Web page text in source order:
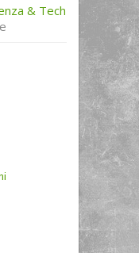
& Tech